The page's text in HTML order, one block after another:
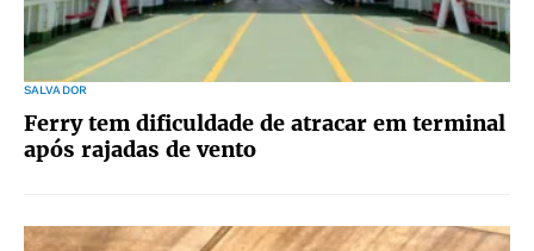
SALVADOR
Ferry tem dificuldade de atracar em terminal
após rajadas de vento